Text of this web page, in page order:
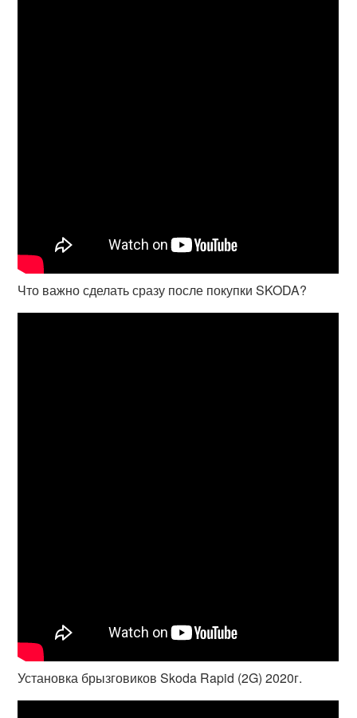
Что важно сделать сразу после покупки SKODA?
Установка брызговиков Skoda Rapid (2G) 2020г.